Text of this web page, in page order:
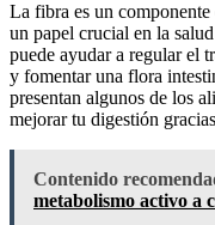
La fibra es un componente
un papel crucial en la
puede ayudar a regular el
y fomentar una flora
presentan algunos de los
mejorar tu digestión
Contenido
metabolismo activo a